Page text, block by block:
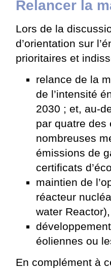
Relancer la
Lors de la
d’orientation sur
prioritaires et
relance de la
de l’intensité
2030 ; et, au-
par quatre des
nombreuses
émissions de
certificats
maintien de
réacteur
water Reactor),
éoliennes ou
En complément à